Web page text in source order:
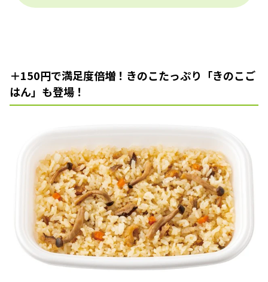
＋150円で満足度倍増！きのこたっぷり「きのこご
はん」も登場！